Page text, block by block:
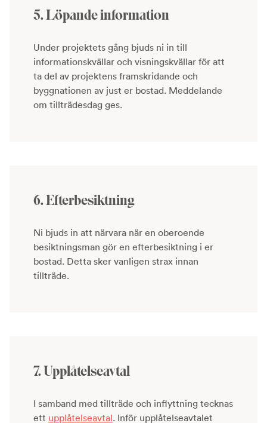
5. Löpande information
Under projektets gång bjuds ni in till
informationskvällar och visningskvällar för att
ta del av projektens framskridande och
byggnationen av just er bostad. Meddelande
om tillträdesdag ges.
6. Efterbesiktning
Ni bjuds in att närvara när en oberoende
besiktningsman gör en efterbesiktning i er
bostad. Detta sker vanligen strax innan
tillträde.
7. Upplåtelseavtal
I samband med tillträde och inflyttning tecknas
ett upplåtelseavtal. Inför upplåtelseavtalet